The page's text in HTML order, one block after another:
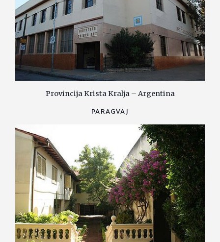
Provincija Krista Kralja – Argentina
PARAGVAJ